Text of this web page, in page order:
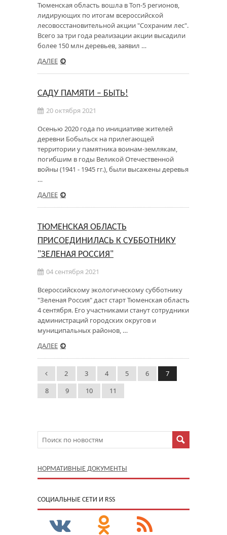
Тюменская область вошла в Топ-5 регионов,
лидирующих по итогам всероссийской
лесовосстановительной акции "Сохраним лес".
Всего за три года реализации акции высадили
более 150 млн деревьев, заявил …
ДАЛЕЕ
САДУ ПАМЯТИ – БЫТЬ!
20 октября 2021
Осенью 2020 года по инициативе жителей
деревни Бобыльск на прилегающей
территории у памятника воинам-землякам,
погибшим в годы Великой Отечественной
войны (1941 - 1945 гг.), были высажены деревья
…
ДАЛЕЕ
ТЮМЕНСКАЯ ОБЛАСТЬ
ПРИСОЕДИНИЛАСЬ К СУББОТНИКУ
"ЗЕЛЕНАЯ РОССИЯ"
04 сентября 2021
Всероссийскому экологическому субботнику
"Зеленая Россия" даст старт Тюменская область
4 сентября. Его участниками станут сотрудники
администраций городских округов и
муниципальных районов, …
ДАЛЕЕ
2 3 4 5 6
7
8
9 10 11
НОРМАТИВНЫЕ ДОКУМЕНТЫ
CОЦИАЛЬНЫЕ СЕТИ И RSS